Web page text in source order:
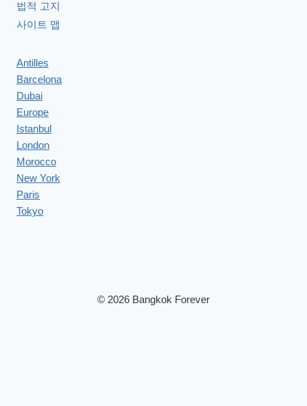
법적 고지
사이트 맵
Antilles
Barcelona
Dubai
Europe
Istanbul
London
Morocco
New York
Paris
Tokyo
© 2026 Bangkok Forever